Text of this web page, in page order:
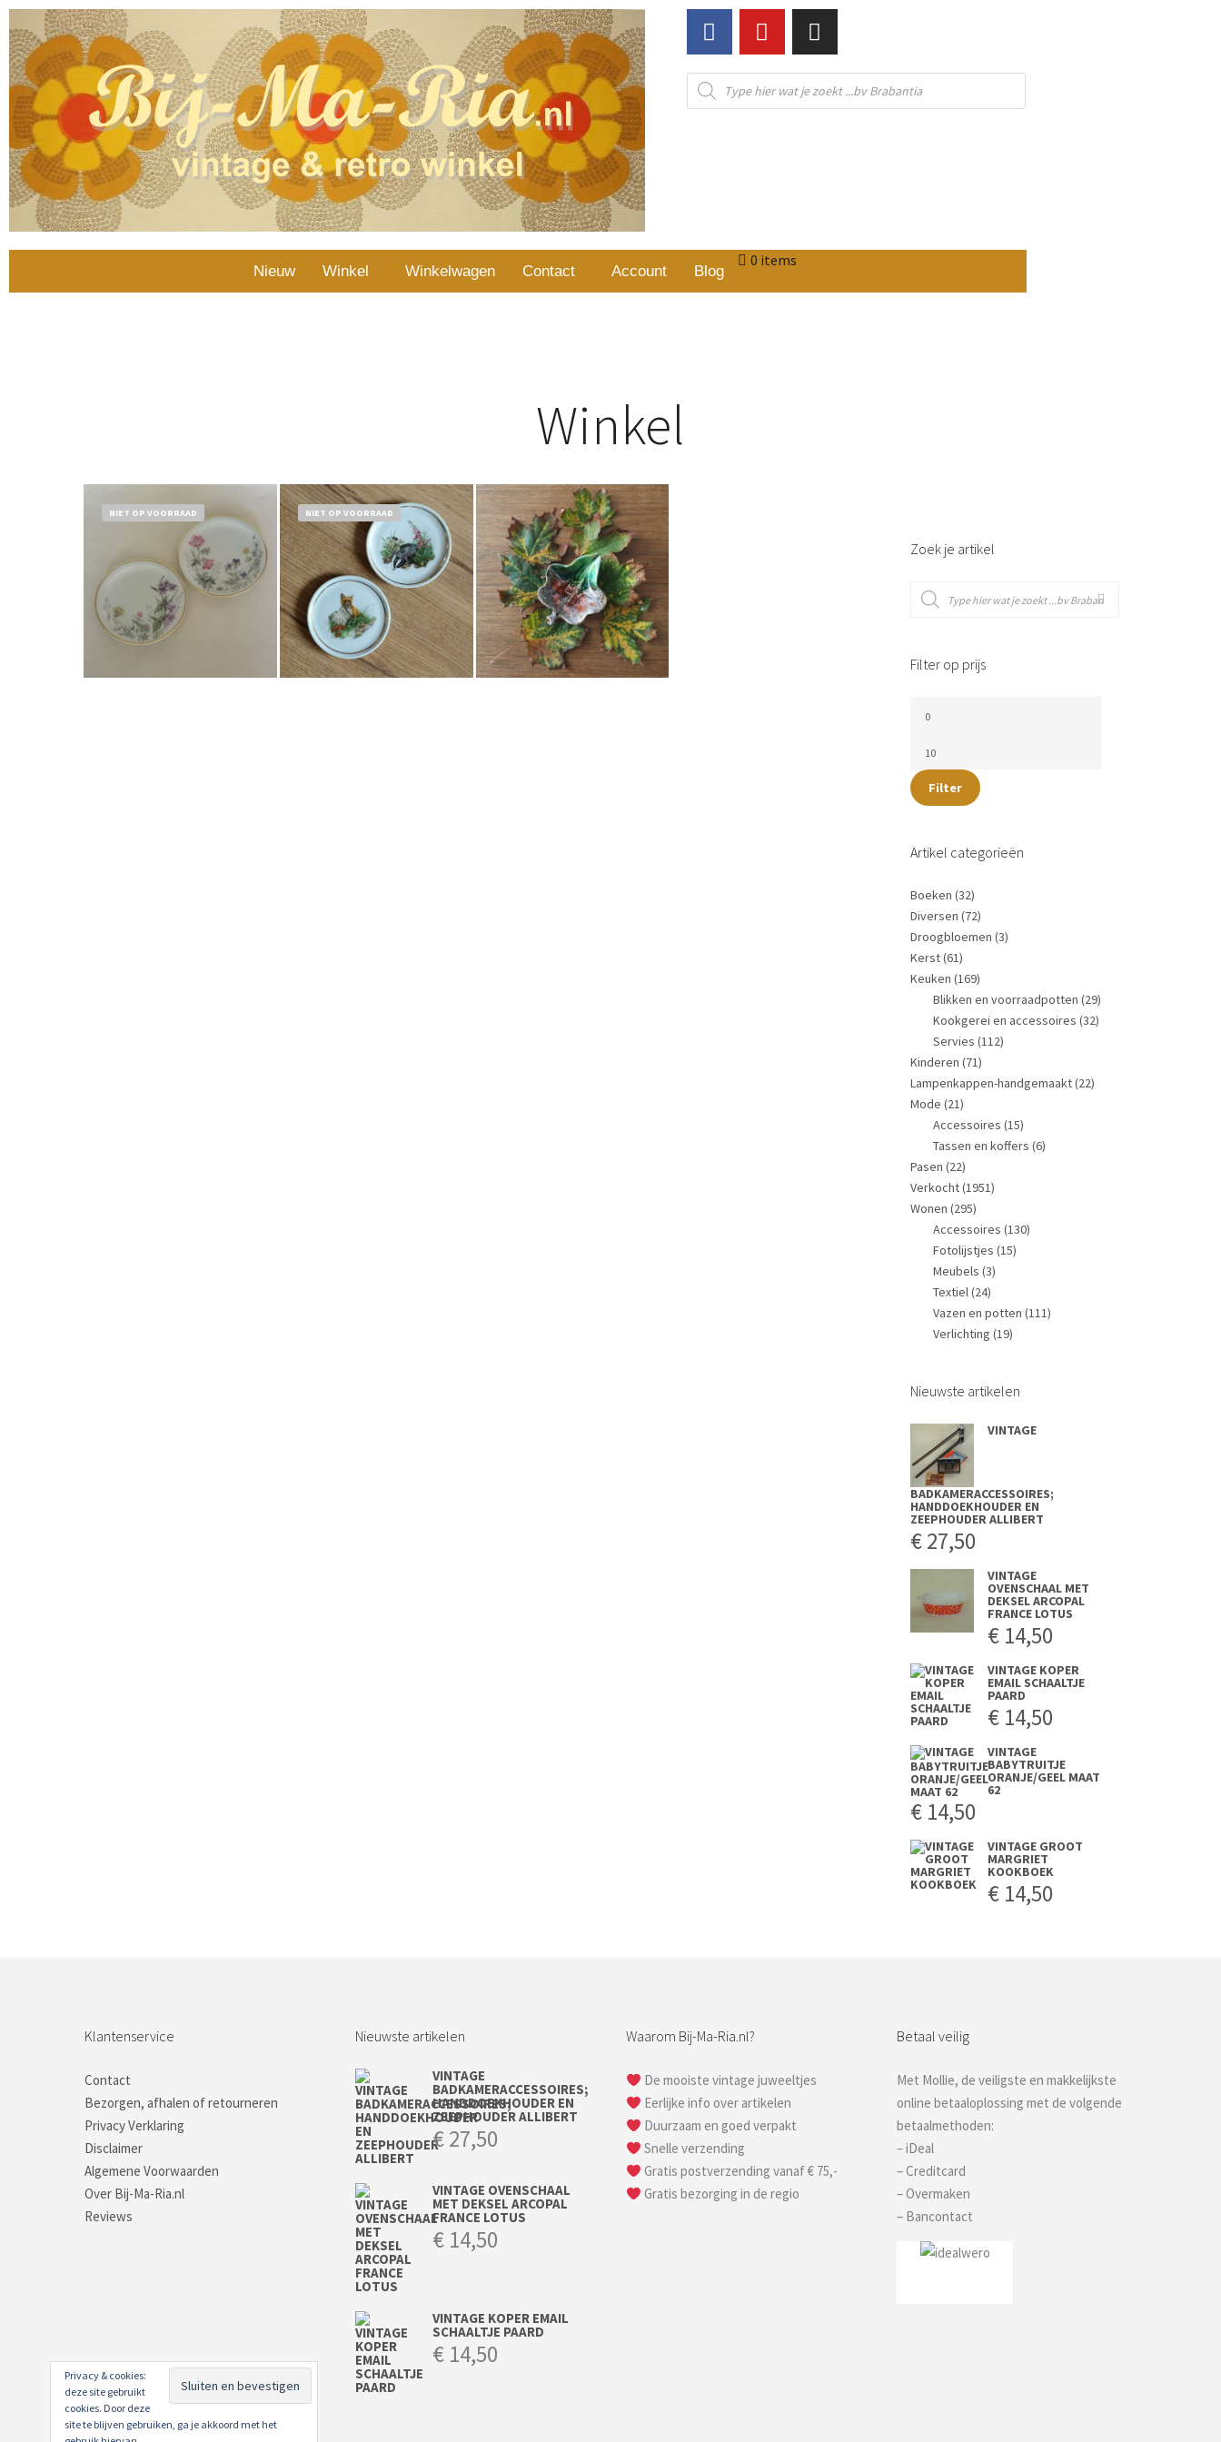
Nieuw Winkel Winkelwagen Contact Account Blog
0 items
Winkel
NIET OP VOORRAAD NIET OP VOORRAAD
€4,50
Zoek je artikel
Filter op prijs
Filter
Artikel categorieën
Boeken (32)
Diversen (72)
Droogbloemen (3)
Kerst(61)
Keuken (169)
Blikken en voorraadpotten (29)
Kookgerei en accessoires (32)
Servies (112)
Kinderen (71)
Lampenkappen-handgemaakt(22)
Mode (21)
Accessoires (15)
Tassen en koffers (6)
Pasen (22)
Verkocht(1951)
Wonen (295)
Accessoires (130)
Fotolijstjes (15)
Meubels (3)
Textiel(24)
Vazen en potten (111)
Verlichting (19)
Nieuwste artikelen
VINTAGE
BADKAMERACCESSOIRES;
HANDDOEKHOUDER EN
ZEEPHOUDER ALLIBERT
€27,50
VINTAGE
OVENSCHAAL MET
DEKSEL ARCOPAL
FRANCE LOTUS
€ 14,50
VINTAGE KOPER
EMAIL SCHAALTJE
PAARD
€ 14,50
VINTAGE
BABYTRUITJE
ORANJE/GEEL MAAT
62
€ 14,50
VINTAGE GROOT
MARGRIET
KOOKBOEK
€ 14,50
Klantenservice
Contact
Bezorgen, afhalen of retourneren
Privacy Verklaring
Disclaimer
Algemene Voorwaarden
Over Bij-Ma-Ria.nl
Reviews
Nieuwste artikelen
VINTAGE
BADKAMERACCESSOIRES;
HANDDOEKHOUDER EN
ZEEPHOUDER ALLIBERT
€27,50
VINTAGE OVENSCHAAL
MET DEKSEL ARCOPAL
FRANCE LOTUS
€ 14,50
VINTAGE KOPER EMAIL
SCHAALTJE PAARD
€ 14,50
Waarom Bij-Ma-Ria.nl?
De mooiste vintage juweeltjes
Eerlijke info over artikelen
Duurzaam en goed verpakt
Snelle verzending
Gratis postverzending vanaf € 75,-
Gratis bezorging in de regio
Betaal veilig
Met Mollie, de veiligste en makkelijkste
online betaaloplossing met de volgende
betaalmethoden:
– iDeal
– Creditcard
– Overmaken
– Bancontact
Privacy & cookies:
deze site gebruikt
cookies. Door deze
site te blijven gebruiken, ga je akkoord met het